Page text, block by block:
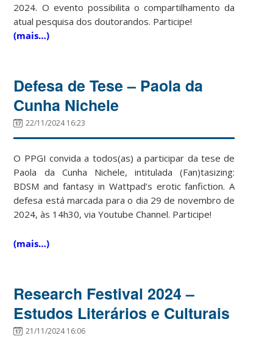
2024. O evento possibilita o compartilhamento da
atual pesquisa dos doutorandos. Participe!
(mais…)
Defesa de Tese – Paola da
Cunha Nichele
22/11/2024 16:23
O PPGI convida a todos(as) a participar da tese de
Paola da Cunha Nichele, intitulada (Fan)tasizing:
BDSM and fantasy in Wattpad’s erotic fanfiction. A
defesa está marcada para o dia 29 de novembro de
2024, às 14h30, via Youtube Channel. Participe!
(mais…)
Research Festival 2024 –
Estudos Literários e Culturais
21/11/2024 16:06